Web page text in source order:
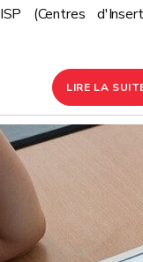
(Centres
LIRE LA